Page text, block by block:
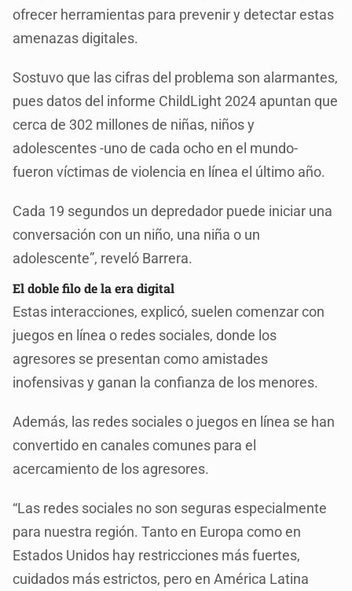
ofrecer herramientas para prevenir y detectar estas
amenazas digitales.
Sostuvo que las cifras del problema son alarmantes,
pues datos del informe ChildLight 2024 apuntan que
cerca de 302 millones de niñas, niños y
adolescentes -uno de cada ocho en el mundo-
fueron víctimas de violencia en línea el último año.
Cada 19 segundos un depredador puede iniciar una
conversación con un niño, una niña o un
adolescente”, reveló Barrera.
El doble filo de la era digital
Estas interacciones, explicó, suelen comenzar con
juegos en línea o redes sociales, donde los
agresores se presentan como amistades
inofensivas y ganan la confianza de los menores.
Además, las redes sociales o juegos en línea se han
convertido en canales comunes para el
acercamiento de los agresores.
“Las redes sociales no son seguras especialmente
para nuestra región. Tanto en Europa como en
Estados Unidos hay restricciones más fuertes,
cuidados más estrictos, pero en América Latina